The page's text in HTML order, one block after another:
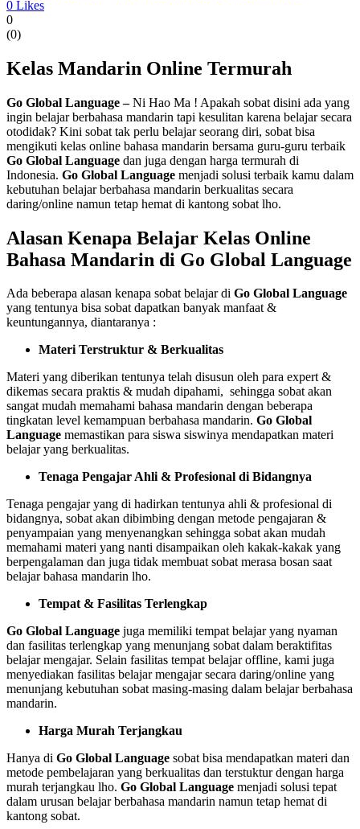
0 Likes
0
(0)
Kelas Mandarin Online Termurah
Go Global Language –Ni Hao Ma ! Apakah sobat disini ada yang
ingin belajar berbahasa mandarin tapi kesulitan karena belajar secara
otodidak? Kini sobat tak perlu belajar seorang diri, sobat bisa
mengikuti kelas online bahasa mandarin bersama guru-guru terbaik
Go Global Language dan juga dengan harga termurah di
Indonesia. Go Global Language menjadi solusi terbaik kamu dalam
kebutuhan belajar berbahasa mandarin berkualitas secara
daring/online namun tetap hemat di kantong sobat lho.
Alasan Kenapa Belajar Kelas Online
Bahasa Mandarin di Go Global Language
Ada beberapa alasan kenapa sobat belajar di Go Global Language
yang tentunya bisa sobat dapatkan banyak manfaat &
keuntungannya, diantaranya :
Materi Terstruktur & Berkualitas
Materi yang diberikan tentunya telah disusun oleh para expert &
dikemas secara praktis & mudah dipahami, sehingga sobat akan
sangat mudah memahami bahasa mandarin dengan beberapa
tingkatan level kemampuan berbahasa mandarin. Go Global
Language memastikan para siswa siswinya mendapatkan materi
belajar yang berkualitas.
Tenaga Pengajar Ahli & Profesional di Bidangnya
Tenaga pengajar yang di hadirkan tentunya ahli & profesional di
bidangnya, sobat akan dibimbing dengan metode pengajaran &
penyampaian yang menyenangkan sehingga sobat akan mudah
memahami materi yang nanti disampaikan oleh kakak-kakak yang
berpengalaman dan juga tidak membuat sobat merasa bosan saat
belajar bahasa mandarin lho.
Tempat & Fasilitas Terlengkap
Go Global Language juga memiliki tempat belajar yang nyaman
dan fasilitas terlengkap yang menunjang sobat dalam beraktifitas
belajar mengajar. Selain fasilitas tempat belajar offline, kami juga
menyediakan fasilitas belajar mengajar secara daring/online yang
menunjang kebutuhan sobat masing-masing dalam belajar berbahasa
mandarin.
Harga Murah Terjangkau
Hanya di Go Global Language sobat bisa mendapatkan materi dan
metode pembelajaran yang berkualitas dan terstuktur dengan harga
murah terjangkau lho. Go Global Language menjadi solusi tepat
dalam urusan belajar berbahasa mandarin namun tetap hemat di
kantong sobat.